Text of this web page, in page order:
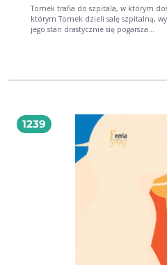
Tomek trafia do szpitala, w którym
którym Tomek dzieli salę szpitalną,
jego stan drastycznie się pogarsza...
1239